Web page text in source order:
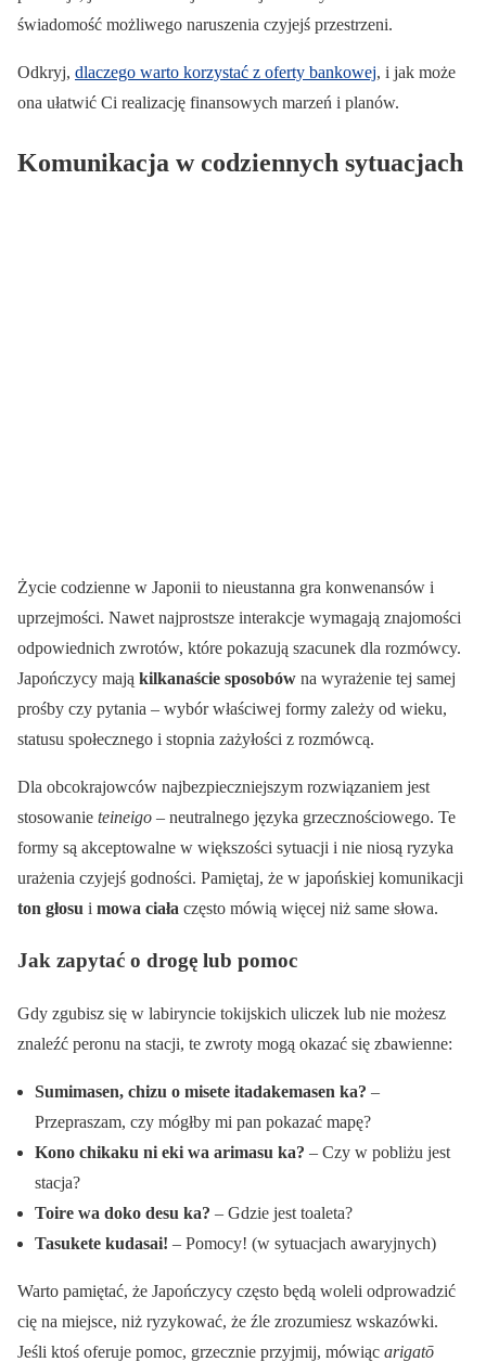
świadomość możliwego naruszenia czyjejś przestrzeni.
Odkryj, dlaczego warto korzystać z oferty bankowej, i jak może
ona ułatwić Ci realizację finansowych marzeń i planów.
Komunikacja w codziennych sytuacjach
Życie codzienne w Japonii to nieustanna gra konwenansów i
uprzejmości. Nawet najprostsze interakcje wymagają znajomości
odpowiednich zwrotów, które pokazują szacunek dla rozmówcy.
Japończycy mają kilkanaście sposobów na wyrażenie tej samej
prośby czy pytania – wybór właściwej formy zależy od wieku,
statusu społecznego i stopnia zażyłości z rozmówcą.
Dla obcokrajowców najbezpieczniejszym rozwiązaniem jest
stosowanie teineigo – neutralnego języka grzecznościowego. Te
formy są akceptowalne w większości sytuacji i nie niosą ryzyka
urażenia czyjejś godności. Pamiętaj, że w japońskiej komunikacji
ton głosu i mowa ciała często mówią więcej niż same słowa.
Jak zapytać o drogę lub pomoc
Gdy zgubisz się w labiryncie tokijskich uliczek lub nie możesz
znaleźć peronu na stacji, te zwroty mogą okazać się zbawienne:
Sumimasen, chizu o misete itadakemasen ka? –
Przepraszam, czy mógłby mi pan pokazać mapę?
Kono chikaku ni eki wa arimasu ka? – Czy w pobliżu jest
stacja?
Toire wa doko desu ka? – Gdzie jest toaleta?
Tasukete kudasai! – Pomocy! (w sytuacjach awaryjnych)
Warto pamiętać, że Japończycy często będą woleli odprowadzić
cię na miejsce, niż ryzykować, że źle zrozumiesz wskazówki.
Jeśli ktoś oferuje pomoc, grzecznie przyjmij, mówiąc arigatō